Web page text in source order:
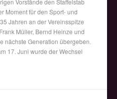
Moment für den Sport- und
Jahren an der Vereinsspitze
Müller, Bernd Heinze und
nächste Generation übergeben.
17. Juni wurde der Wechsel